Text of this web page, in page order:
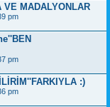
VE MADALYONLAR
pm
pm
:)
pm